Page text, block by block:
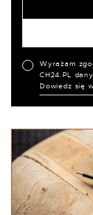
Wyrażam
CH24.PL
Dowiedz się